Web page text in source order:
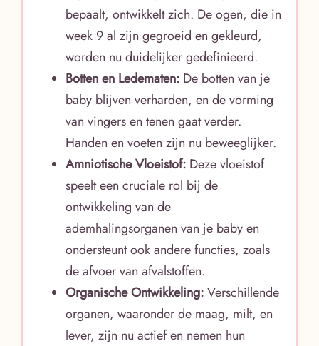
bepaalt, ontwikkelt zich. De ogen, die in
week 9 al zijn gegroeid en gekleurd,
worden nu duidelijker gedefinieerd.
Botten en Ledematen: De botten van je
baby blijven verharden, en de vorming
van vingers en tenen gaat verder.
Handen en voeten zijn nu beweeglijker.
Amniotische Vloeistof: Deze vloeistof
speelt een cruciale rol bij de
ontwikkeling van de
ademhalingsorganen van je baby en
ondersteunt ook andere functies, zoals
de afvoer van afvalstoffen.
Organische Ontwikkeling:Verschillende
organen, waaronder de maag, milt, en
lever, zijn nu actief en nemen hun